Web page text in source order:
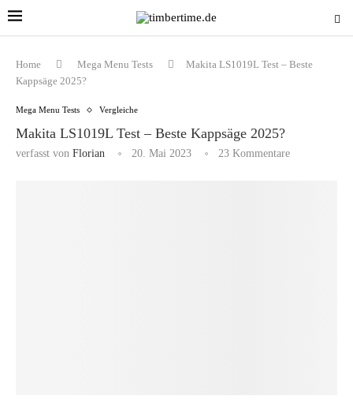
Home Mega Menu Tests
Makita LS1019L Test – Beste
Kappsäge 2025?
Mega Menu Tests Vergleiche
Makita LS1019L Test – Beste Kappsäge 2025?
verfasst von Florian 20. Mai 2023 23 Kommentare